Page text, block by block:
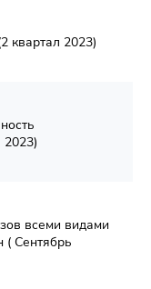
квартал 2023)
2023)
всеми видами
( Сентябрь